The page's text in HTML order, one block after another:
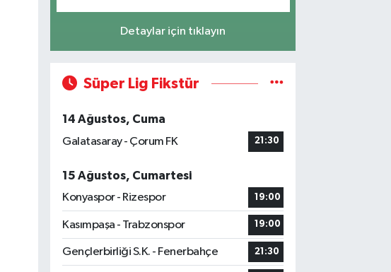
Detaylar için tıklayın
Süper Lig Fikstür
14 Ağustos, Cuma
Galatasaray - Çorum FK
21:30
15 Ağustos, Cumartesi
Konyaspor - Rizespor
19:00
Kasımpaşa - Trabzonspor 19:00
Gençlerbirliği S.K. - Fenerbahçe 21:30